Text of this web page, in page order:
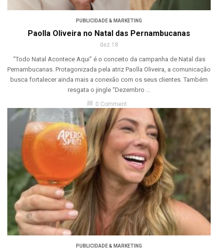
PUBLICIDADE & MARKETING
Paolla Oliveira no Natal das Pernambucanas
dez 18
“Todo Natal Acontece Aqui” é o conceito da campanha de Natal das
Pernambucanas. Protagonizada pela atriz Paolla Oliveira, a comunicação
busca fortalecer ainda mais a conexão com os seus clientes. Também
resgata o jingle “Dezembro ...
chat_bubble 0 Comment
PUBLICIDADE & MARKETING